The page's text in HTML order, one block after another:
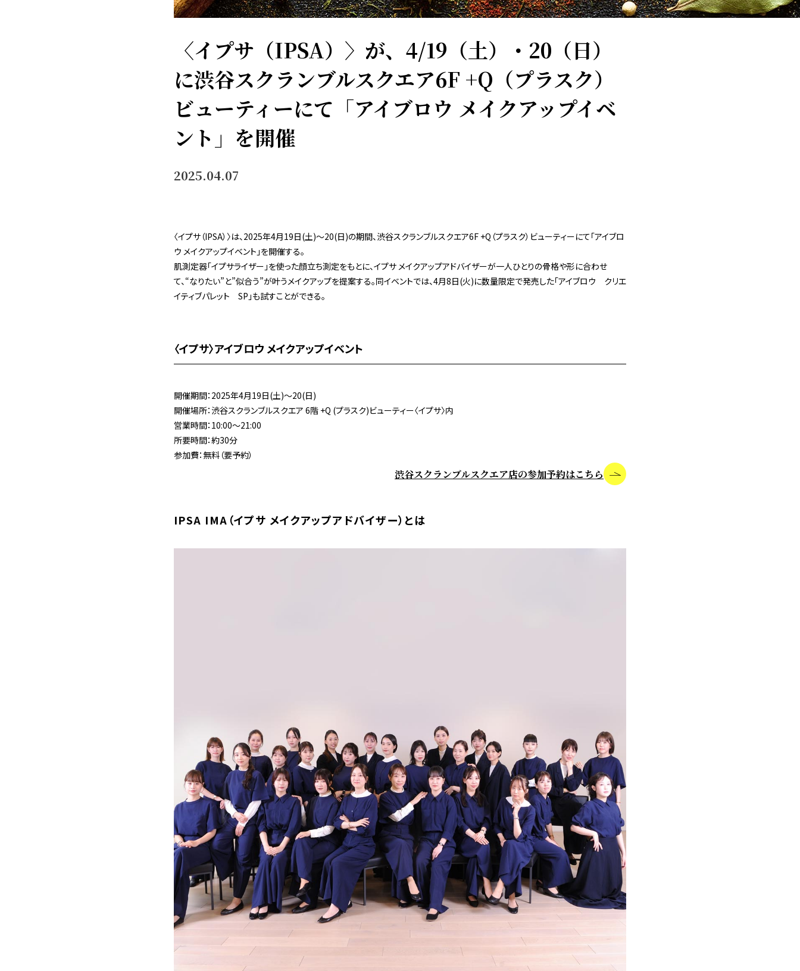
〈イプサ（IPSA）〉が、4/19（土）・20（日）
に渋谷スクランブルスクエア6F +Q（プラスク）
ビューティーにて「アイブロウ メイクアップイベ
ント」を開催
2025.04.07
〈イプサ（IPSA）〉は、2025年4月19日(土)～20(日)の期間、渋谷スクランブルスクエア6F +Q（プラスク）ビューティーにて「アイブロ
ウ メイクアップイベント」を開催する。
肌測定器「イプサライザー」を使った顔立ち測定をもとに、イプサ メイクアップアドバイザーが一人ひとりの骨格や形に合わせ
て、“なりたい”と”似合う”が叶うメイクアップを提案する。同イベントでは、4月8日(火)に数量限定で発売した「アイブロウ クリエ
イティブパレット SP」も試すことができる。
〈イプサ〉アイブロウ メイクアップイベント
開催期間：2025年4月19日(土)～20(日)
開催場所：渋谷スクランブルスクエア 6階 +Q (プラスク)ビューティー〈イプサ〉内
営業時間：10:00～21:00
所要時間：約30分
参加費：無料（要予約）
渋谷スクランブルスクエア店の参加予約はこちら
IPSA IMA（イプサ メイクアップアドバイザー）とは